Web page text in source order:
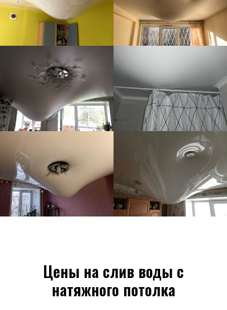
Цены на слив воды с
натяжного потолка